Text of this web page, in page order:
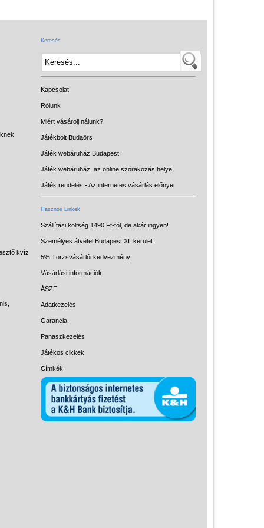
kvíz
Keresés
Kapcsolat
Rólunk
Miért vásárolj nálunk?
Játékbolt Budaörs
Játék webáruház Budapest
Játék webáruház, az online szórakozás helye
Játék rendelés - Az internetes vásárlás előnyei
Hasznos Linkek
Szállítási költség 1490 Ft-tól, de akár ingyen!
Személyes átvétel Budapest XI. kerület
5% Törzsvásárlói kedvezmény
Vásárlási információk
ÁSZF
Adatkezelés
Garancia
Panaszkezelés
Játékos cikkek
Címkék
Intelligens gyurma
Licenszes TOP
gyerekajándékok
LOGICO
LÜK
Papírszínház
Pixelhobby